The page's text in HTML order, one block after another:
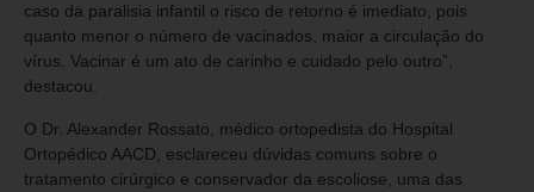
caso da paralisia infantil o risco de retorno é imediato, pois
quanto menor o número de vacinados, maior a circulação do
vírus. Vacinar é um ato de carinho e cuidado pelo outro”,
destacou.
O Dr. Alexander Rossato, médico ortopedista do Hospital
Ortopédico AACD, esclareceu dúvidas comuns sobre o
tratamento cirúrgico e conservador da escoliose, uma das